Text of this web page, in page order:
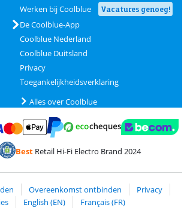
Werken bij Coolblue
Vacatures genoeg!
De Coolblue-App
Coolblue Nederland
Coolblue Duitsland
Privacy
Toegankelijkheidsverklaring
Alles over Coolblue
en Visa via ClickToPay
Betalen met PayPal
BestRetail Hi-Fi Electro Brand 2024
Overeenkomst ontbinden
Privacy
English (EN) Français (FR)